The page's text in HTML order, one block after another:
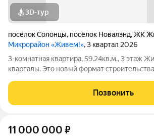
3D-тур
посёлок Солонцы, посёлок Новалэнд,ЖК
Микрорайон «Живем!», 3 квартал 2026
3-комнатная квартира, 59.24кв.м., 3 этаж
кварталы. Это новый формат
этажность домов и просторные
количество квартир на этаже,
Позвонить
11 000 000 ₽